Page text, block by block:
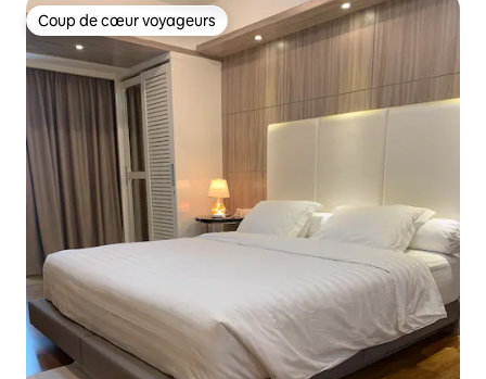
Coup de cœur voyageurs
Coup de cœur voyageurs